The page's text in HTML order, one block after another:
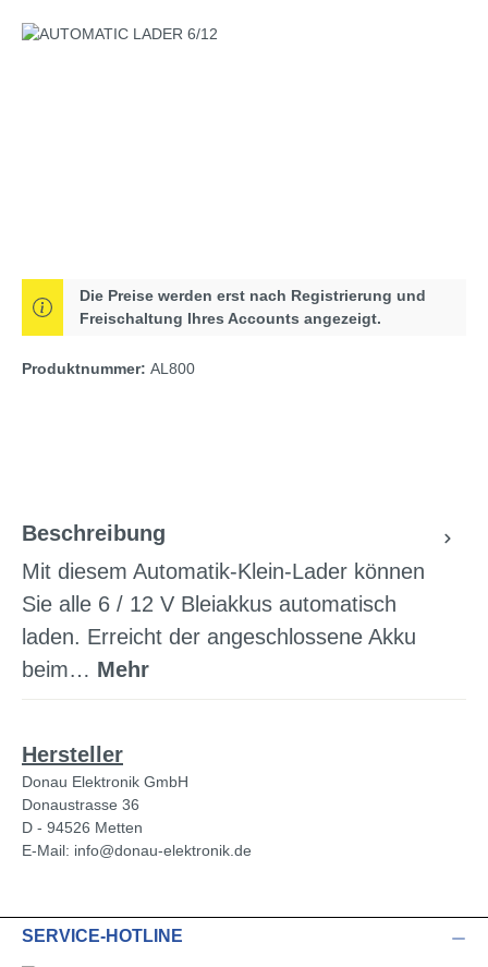
Bildergalerie überspringen
Die Preise werden erst nach Registrierung und
Freischaltung Ihres Accounts angezeigt.
Produktnummer: AL800
Beschreibung
Mit diesem Automatik-Klein-Lader können
Sie alle 6 / 12 V Bleiakkus automatisch
laden. Erreicht der angeschlossene Akku
beim… Mehr
Hersteller
Donau Elektronik GmbH
Donaustrasse 36
D - 94526 Metten
E-Mail: info@donau-elektronik.de
SERVICE-HOTLINE